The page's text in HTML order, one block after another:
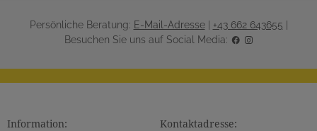
Persönliche Beratung: E-Mail-Adresse| +43 662 643655
Besuchen Sie uns auf Social Media:
Information: Kontaktadresse: